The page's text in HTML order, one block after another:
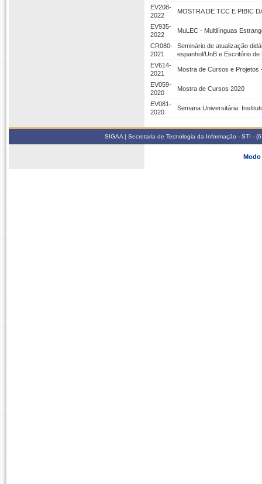
EV208-
2022
MOSTRA DE TCC E PIBIC
EV935-
2022
MuLEC - Multilínguas
CR080-
2021
Seminário de atualização
espanhol/UnB e Escritório
EV614-
2021
Mostra de Cursos e Projetos
EV059-
2020
Mostra de Cursos 2020
EV081-
2020
Semana Universitária:
SIGAA | Secretaria de Tecnologia da Informação - STI -
Modo